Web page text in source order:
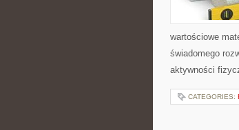
wartościowe
świadomego
aktywności
CATEGORIES: